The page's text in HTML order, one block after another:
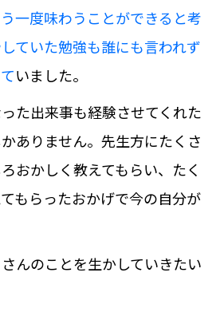
一度味わうことができると考
ていた勉強も誰にも言われず
いました。
た出来事も経験させてくれた
ありません。先生方にたくさ
おかしく教えてもらい、たく
もらったおかげで今の自分が
んのことを生かしていきたい